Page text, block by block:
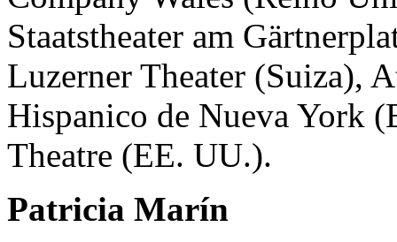
Staatstheater am
Luzerner Theater (Suiza),
Hispanico de Nueva York
Theatre (EE. UU.).
Patricia Marín